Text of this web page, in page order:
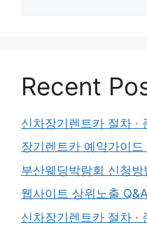
Recent
신차장기렌트카 절차 ·
장기렌트카 예약가이드
부산웨딩박람회 신청
웹사이트 상위노출
신차장기렌트카 절차 ·